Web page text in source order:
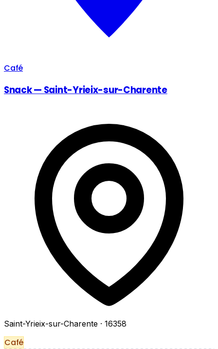
Café
Snack — Saint-Yrieix-sur-Charente
Saint-Yrieix-sur-Charente · 16358
Café